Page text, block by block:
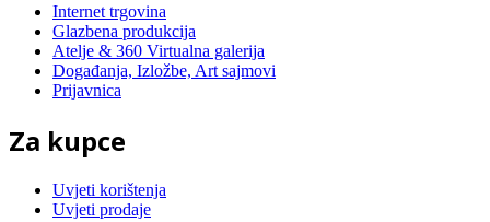
Internet trgovina
Glazbena produkcija
Atelje & 360 Virtualna galerija
Događanja, Izložbe, Art sajmovi
Prijavnica
Za kupce
Uvjeti korištenja
Uvjeti prodaje